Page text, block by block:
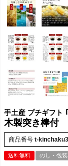
手土産 プチギフト
木製突き棒付
商品番号 t-kinchaku3
送料無料 のし・包